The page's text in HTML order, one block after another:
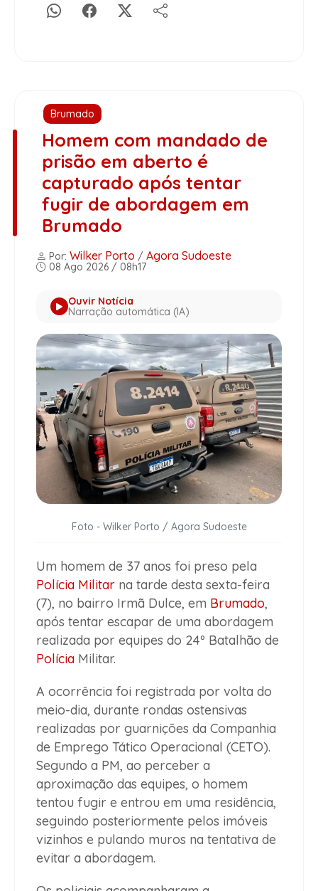
Brumado
Homem com mandado de
prisão em aberto é
capturado após tentar
fugir de abordagem em
Brumado
Por: Wilker Porto / Agora Sudoeste
08 Ago 2026 / 08h17
Ouvir Notícia
Narração automática (IA)
Foto - Wilker Porto / Agora Sudoeste
Um homem de 37 anos foi preso pela
Polícia Militar na tarde desta sexta-feira
(7), no bairro Irmã Dulce, em Brumado,
após tentar escapar de uma abordagem
realizada por equipes do 24º Batalhão de
Polícia Militar.
A ocorrência foi registrada por volta do
meio-dia, durante rondas ostensivas
realizadas por guarnições da Companhia
de Emprego Tático Operacional (CETO).
Segundo a PM, ao perceber a
aproximação das equipes, o homem
tentou fugir e entrou em uma residência,
seguindo posteriormente pelos imóveis
vizinhos e pulando muros na tentativa de
evitar a abordagem.